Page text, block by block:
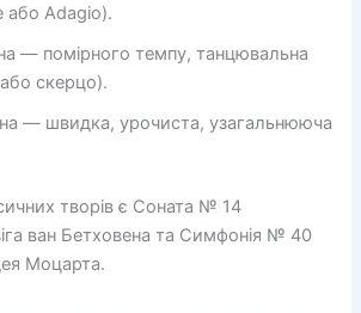
або Adagio).
— помірного темпу, танцювальна
скерцо).
— швидка, урочиста, узагальнююча
творів є Соната № 14
ван Бетховена та Симфонія № 40
Моцарта.